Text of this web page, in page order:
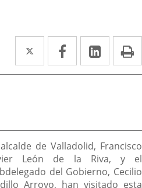
Twitter
Enlace
a
externa.
Facebook
Enlace
a
externa.
Enlace
a
de Valladolid, Francisco
León de la Riva, y el
del Gobierno, Cecilio
Arroyo, han visitado esta